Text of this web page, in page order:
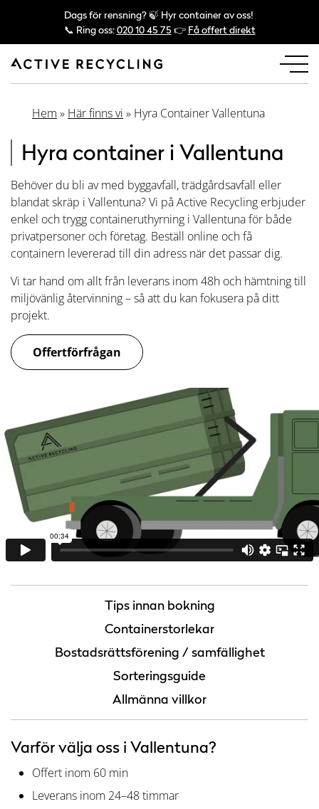
Dags för rensning? 🍃 Hyr container av oss!
📞 Ring oss:020 10 45 75 👉 Få offert direkt
Hem » Här finns vi » Hyra Container Vallentuna
Hyra container i Vallentuna
Behöver du bli av med byggavfall, trädgårdsavfall eller
blandat skräp i Vallentuna? Vi på Active Recycling erbjuder
enkel och trygg containeruthyrning i Vallentuna för både
privatpersoner och företag. Beställ online och få
containern levererad till din adress när det passar dig.
Vi tar hand om allt från leverans inom 48h och hämtning till
miljövänlig återvinning – så att du kan fokusera på ditt
projekt.
Offertförfrågan
Tips innan bokning
Containerstorlekar
Bostadsrättsförening / samfällighet
Sorteringsguide
Allmänna villkor
Varför välja oss i Vallentuna?
Offert inom 60 min
Leverans inom 24–48 timmar